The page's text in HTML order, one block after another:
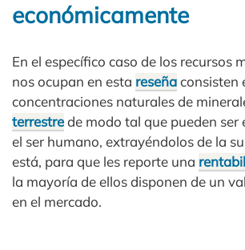
económicamente
En el específico caso de los recursos
nos ocupan en esta reseñaconsisten
concentraciones naturales de
terrestrede modo tal que pueden ser
el ser humano, extrayéndolos de la
está, para que les reporte una
la mayoría de ellos disponen de un
en el mercado.